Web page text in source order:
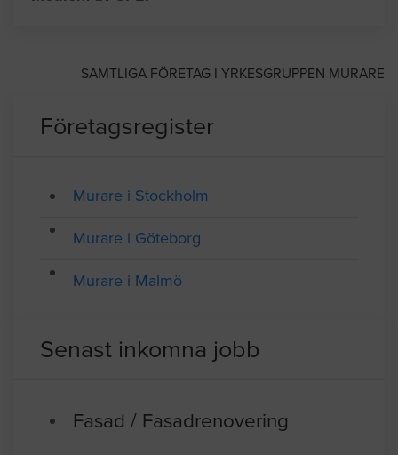
Medlem av SPEF
Företagsregister
Murare i Malmö
Senast inkomna jobb